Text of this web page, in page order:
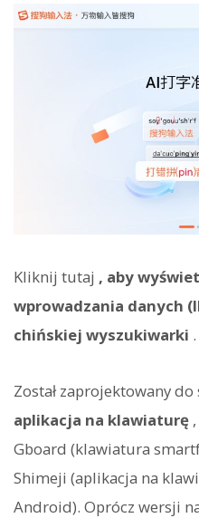
Kliknij tutaj , aby
wprowadzania danych
chińskiej wyszukiwarki .
Został zaprojektowany
aplikacja na klawiaturę
Gboard (klawiatura
Shimeji (aplikacja na
Android). Oprócz wersji